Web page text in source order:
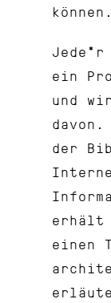
können.
ein
und
der
erhält
einen